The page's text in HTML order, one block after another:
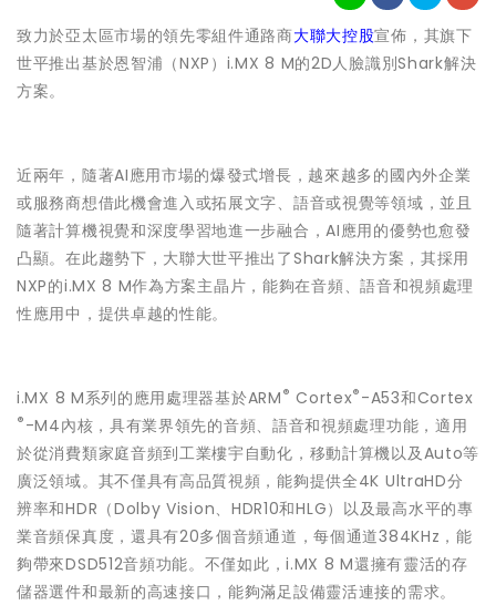
致力於亞太區市場的領先零組件通路商大聯大控股宣佈，其旗下
世平推出基於恩智浦（NXP）i.MX 8 M的2D人臉識別Shark解決
方案。
近兩年，隨著AI應用市場的爆發式增長，越來越多的國內外企業
或服務商想借此機會進入或拓展文字、語音或視覺等領域，並且
隨著計算機視覺和深度學習地進一步融合，AI應用的優勢也愈發
凸顯。在此趨勢下，大聯大世平推出了Shark解決方案，其採用
NXP的i.MX 8 M作為方案主晶片，能夠在音頻、語音和視頻處理
性應用中，提供卓越的性能。
i.MX 8 M系列的應用處理器基於ARM ® Cortex® -A53和Cortex
® -M4內核，具有業界領先的音頻、語音和視頻處理功能，適用
於從消費類家庭音頻到工業樓宇自動化，移動計算機以及Auto等
廣泛領域。其不僅具有高品質視頻，能夠提供全4K UltraHD分
辨率和HDR（Dolby Vision、HDR10和HLG）以及最高水平的專
業音頻保真度，還具有20多個音頻通道，每個通道384KHz，能
夠帶來DSD512音頻功能。不僅如此，i.MX 8 M還擁有靈活的存
儲器選件和最新的高速接口，能夠滿足設備靈活連接的需求。